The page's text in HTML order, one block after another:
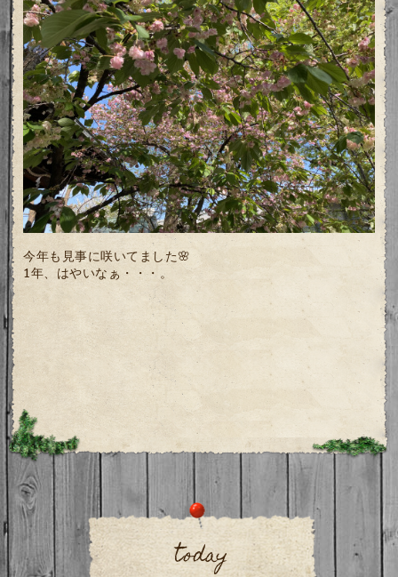
今年も見事に咲いてました🌸
1年、はやいなぁ・・・。
today